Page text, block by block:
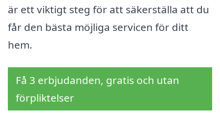
är ett viktigt steg för att säkerställa att du
får den bästa möjliga servicen för ditt
hem.
Få 3 erbjudanden, gratis och utan
förpliktelser